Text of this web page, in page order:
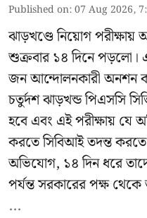
Published on:07 Aug 2026,
ঝাড়খণ্ডে নিয়োগ পরীক্ষায়
শুক্রবার ১৪ দিনে
জন আন্দোলনকারী অনশন
চতুর্দশ ঝাড়খন্ড পিএসসি
হবে এবং এই পরীক্ষায় যে
করতে সিবিআই তদন্ত
অভিযোগ, ১৪ দিন ধরে
পর্যন্ত সরকারের পক্ষ
...